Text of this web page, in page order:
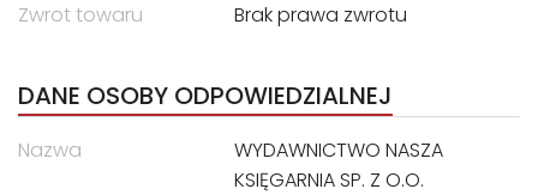
Zwrot towaru
Brak prawa zwrotu
DANE OSOBY ODPOWIEDZIALNEJ
Nazwa
WYDAWNICTWO NASZA
KSIĘGARNIA SP. Z O.O.